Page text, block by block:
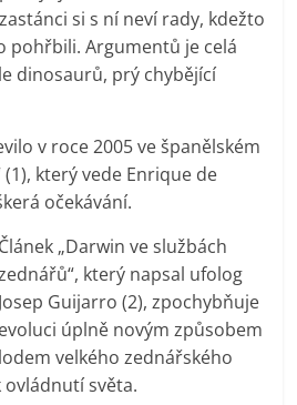
si s ní neví rady, kdežto
pohřbili. Argumentů je celá
dinosaurů, prý chybějící
v roce 2005 ve španělském
(1), který vede Enrique de
očekávání.
Článek „Darwin ve službách
který napsal ufolog
Josep Guijarro (2), zpochybňuje
evoluci úplně novým způsobem
velkého zednářského
světa.